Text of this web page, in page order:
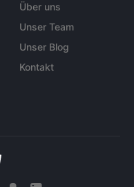
Über uns
Unser Team
Unser Blog
Kontakt